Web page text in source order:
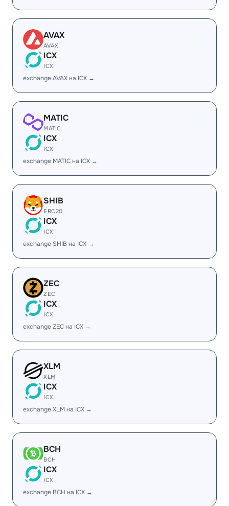
AVAX
AVAX
ICX
ICX
exchange AVAX на ICX →
MATIC
MATIC
ICX
ICX
exchange MATIC на ICX →
SHIB
ERC20
ICX
ICX
exchange SHIB на ICX →
ZEC
ZEC
ICX
ICX
exchange ZEC на ICX →
XLM
XLM
ICX
ICX
exchange XLM на ICX →
BCH
BCH
ICX
ICX
exchange BCH на ICX →